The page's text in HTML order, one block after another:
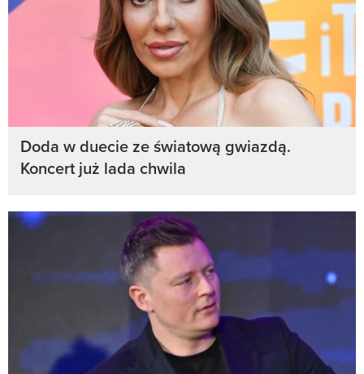
Doda w duecie ze światową gwiazdą.
Koncert już lada chwila